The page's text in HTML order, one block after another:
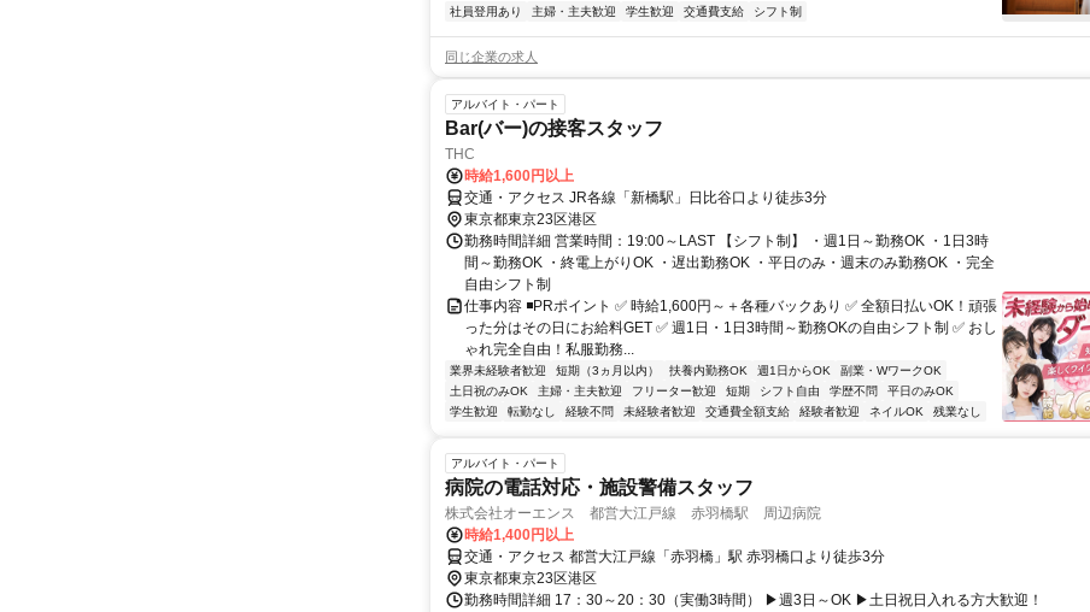
社員登用あり 主婦・主夫歓迎 学生歓迎 交通費支給 シフト制
同じ企業の求人
アルバイト・パート
Bar(バー)の接客スタッフ
THC
時給1,600円以上
交通・アクセス JR各線「新橋駅」日比谷口より徒歩3分
東京都東京23区港区
勤務時間詳細 営業時間：19:00～LAST 【シフト制】 ・週1日～勤務OK ・1日3時
間～勤務OK ・終電上がりOK ・遅出勤務OK ・平日のみ・週末のみ勤務OK ・完全
自由シフト制
仕事内容 ◾️PRポイント ✅ 時給1,600円～＋各種バックあり ✅ 全額日払いOK！頑張
った分はその日にお給料GET ✅ 週1日・1日3時間～勤務OKの自由シフト制 ✅ おし
ゃれ完全自由！私服勤務...
業界未経験者歓迎 短期（3ヵ月以内） 扶養内勤務OK 週1日からOK
副業・WワークOK
土日祝のみOK
主婦・主夫歓迎 フリーター歓迎 短期 シフト自由 学歴不問
平日のみOK
学生歓迎
転勤なし 経験不問 未経験者歓迎 交通費全額支給 経験者歓迎 ネイルOK 残業なし
アルバイト・パート
病院の電話対応・施設警備スタッフ
株式会社オーエンス 都営大江戸線 赤羽橋駅 周辺病院
時給1,400円以上
交通・アクセス 都営大江戸線「赤羽橋」駅 赤羽橋口より徒歩3分
東京都東京23区港区
勤務時間詳細 17：30～20：30（実働3時間） ▶週3日～OK ▶土日祝日入れる方大歓迎！